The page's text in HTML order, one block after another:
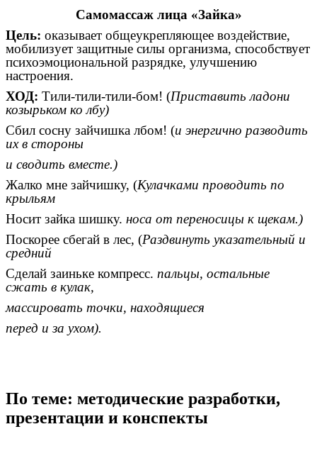
Самомассаж лица «Зайка»
Цель: оказывает общеукрепляющее воздействие,
мобилизует защитные силы организма, способствует
психоэмоциональной разрядке, улучшению
настроения.
ХОД: Тили-тили-тили-бом! (Приставить ладони
козырьком ко лбу)
Сбил сосну зайчишка лбом! (и энергично разводить
их в стороны
и сводить вместе.)
Жалко мне зайчишку, (Кулачками проводить по
крыльям
Носит зайка шишку. носа от переносицы к щекам.)
Поскорее сбегай в лес, (Раздвинуть указательный и
средний
Сделай заиньке компресс. пальцы, остальные
сжать в кулак,
массировать точки, находящиеся
перед и за ухом).
По теме: методические разработки,
презентации и конспекты